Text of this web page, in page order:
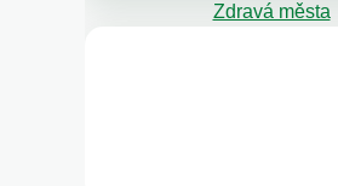
Zdravá města